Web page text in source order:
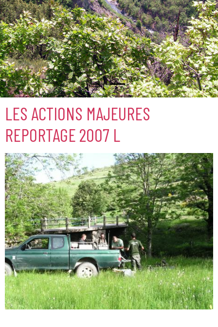
LES ACTIONS MAJEURES
REPORTAGE 2007 L